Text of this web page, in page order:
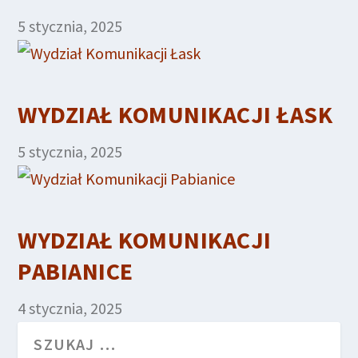
5 stycznia, 2025
WYDZIAŁ KOMUNIKACJI ŁASK
5 stycznia, 2025
WYDZIAŁ KOMUNIKACJI
PABIANICE
4 stycznia, 2025